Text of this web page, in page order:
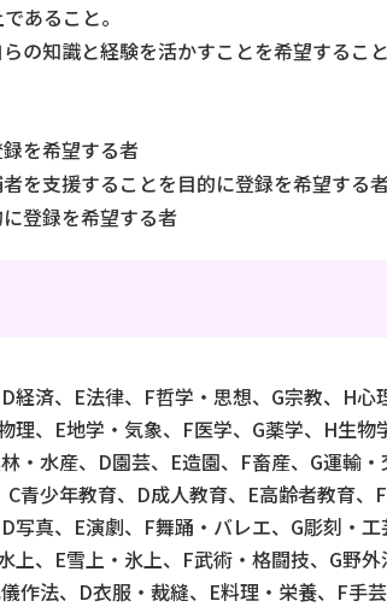
あること。
の知識と経験を活かすことを希望すること
を希望する者
を支援することを目的に登録を希望する
登録を希望する者
経済、E法律、F哲学・思想、G宗教、H心
理、E地学・気象、F医学、G薬学、H生物
・水産、D園芸、E造園、F畜産、G運輸
青少年教育、D成人教育、E高齢者教育
写真、E演劇、F舞踊・バレエ、G彫刻・
上、E雪上・氷上、F武術・格闘技、G野外
作法、D衣服・裁縫、E料理・栄養、F